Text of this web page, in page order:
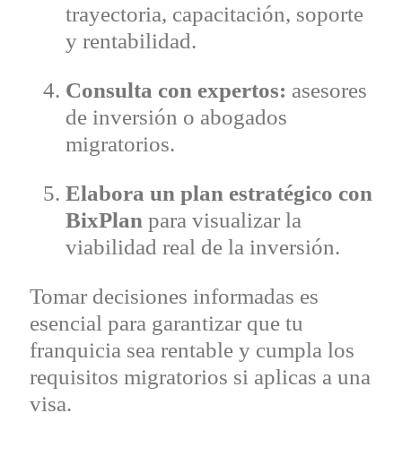
trayectoria, capacitación, soporte
y rentabilidad.
Consulta con expertos: asesores
de inversión o abogados
migratorios.
Elabora un plan estratégico con
BixPlan para visualizar la
viabilidad real de la inversión.
Tomar decisiones informadas es
esencial para garantizar que tu
franquicia sea rentable y cumpla los
requisitos migratorios si aplicas a una
visa.